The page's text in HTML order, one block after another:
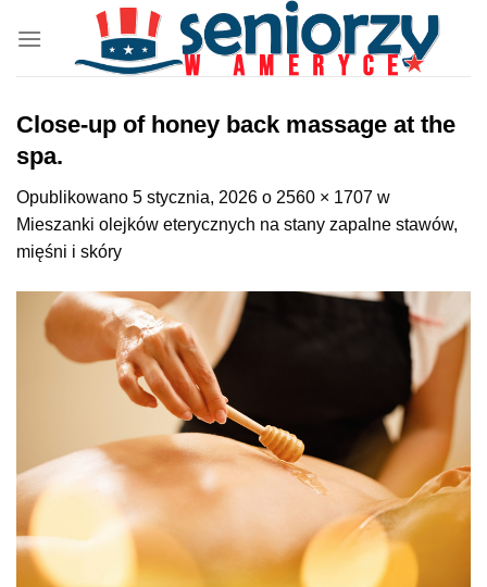
zawartości
Close-up of honey back massage at the
spa.
Opublikowano 5 stycznia, 2026 o 2560 × 1707 w
Mieszanki olejków eterycznych na stany zapalne stawów,
mięśni i skóry